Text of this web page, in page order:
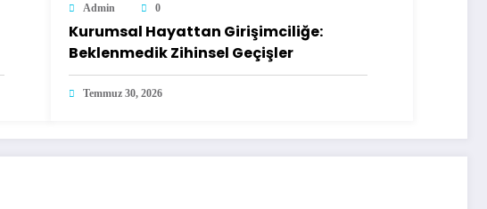
Admin 0
Kurumsal Hayattan Girişimciliğe:
Beklenmedik Zihinsel Geçişler
Temmuz 30, 2026